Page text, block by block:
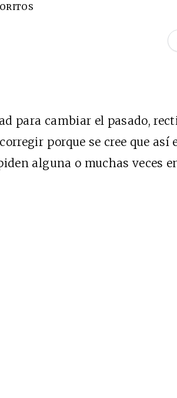
para cambiar el pasado,
porque se cree que así
alguna o muchas veces